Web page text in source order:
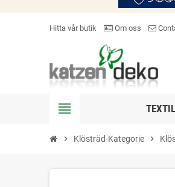
Hitta vår butik Om oss
view_headline TEXTIL
chevron_right Klösträd-Kategorie chevron_right